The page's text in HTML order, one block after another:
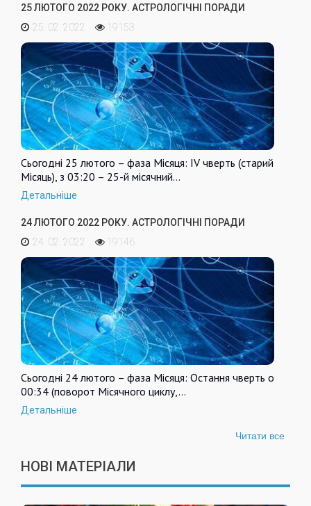
25 ЛЮТОГО 2022 РОКУ. АСТРОЛОГІЧНІ ПОРАДИ
25. 02. 2022
19153
Сьогодні 25 лютого – фаза Місяця: IV чверть (старий
Місяць), з 03:20 – 25-й місячний…
Детальніше
24 ЛЮТОГО 2022 РОКУ. АСТРОЛОГІЧНІ ПОРАДИ
24. 02. 2022
19146
Сьогодні 24 лютого – фаза Місяця: Остання чверть о
00:34 (поворот Місячного циклу,…
Детальніше
Читати все
НОВІ МАТЕРІАЛИ